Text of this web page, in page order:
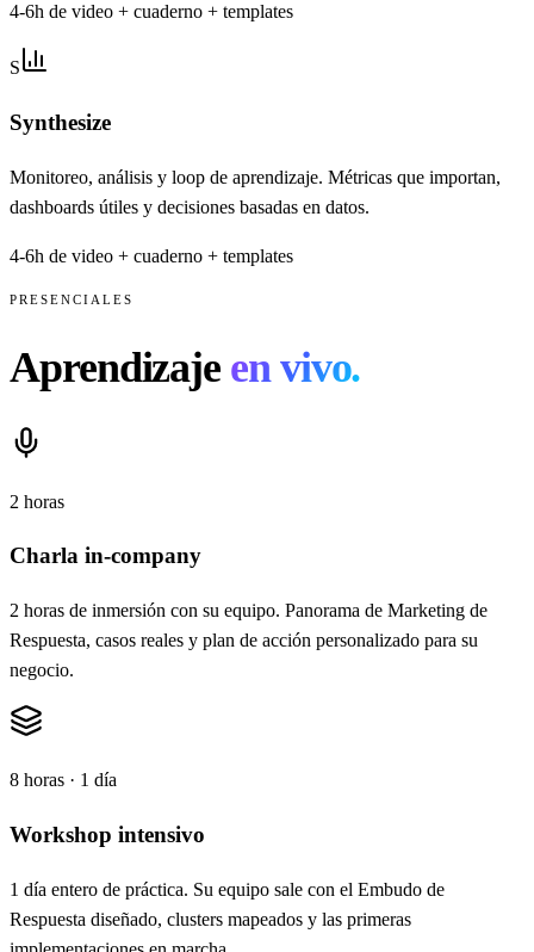
4-6h de video + cuaderno + templates
S
Synthesize
Monitoreo, análisis y loop de aprendizaje. Métricas que importan,
dashboards útiles y decisiones basadas en datos.
4-6h de video + cuaderno + templates
PRESENCIALES
Aprendizaje en vivo.
2 horas
Charla in-company
2 horas de inmersión con su equipo. Panorama de Marketing de
Respuesta, casos reales y plan de acción personalizado para su
negocio.
8 horas · 1 día
Workshop intensivo
1 día entero de práctica. Su equipo sale con el Embudo de
Respuesta diseñado, clusters mapeados y las primeras